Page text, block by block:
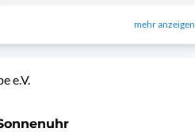
mehr anzeigen
e.V.